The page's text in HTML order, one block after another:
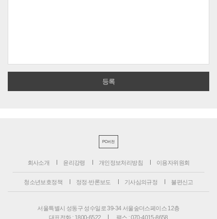
PC버전
회사소개 윤리강령 개인정보처리방침 이용자위원회
청소년보호정책 정정·반론보도 기사심의규정 불편신고
서울특별시 성동구 성수일로 39-34 서울숲더스페이스 12층